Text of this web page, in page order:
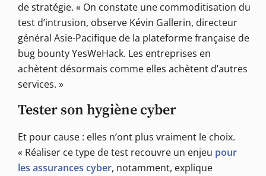
de stratégie. « On constate une commoditisation du
test d’intrusion, observe Kévin Gallerin, directeur
général Asie-Pacifique de la plateforme française de
bug bounty YesWeHack. Les entreprises en
achètent désormais comme elles achètent d’autres
services. »
Tester son hygiène cyber
Et pour cause : elles n’ont plus vraiment le choix.
« Réaliser ce type de test recouvre un enjeu pour
les assurances cyber, notamment, explique